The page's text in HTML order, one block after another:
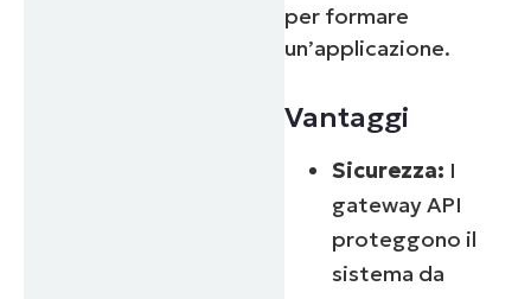
per formare
un’applicazione.
Vantaggi
Sicurezza: I
gateway API
proteggono il
sistema da